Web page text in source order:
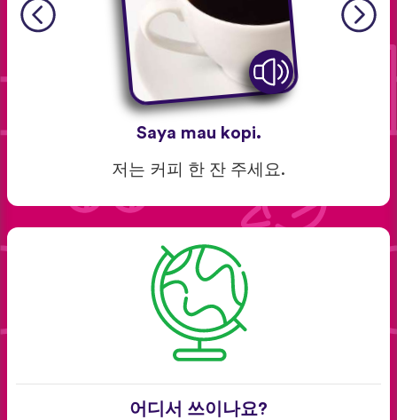
Saya mau kopi.
저는 커피 한 잔 주세요.
어디서 쓰이나요?